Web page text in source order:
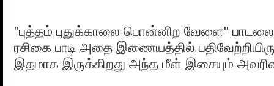
"புத்தம் புதுக்காலை பொன்னிற வேளை"
ரசிகை பாடி அதை இணையத்தில்
இதமாக இருக்கிறது அந்த மீள் இசையும் அவரின்